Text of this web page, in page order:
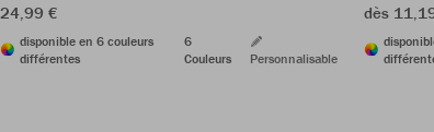
24,99 €
disponible en 6 couleurs
différentes
6
Couleurs
Personnalisable
dès